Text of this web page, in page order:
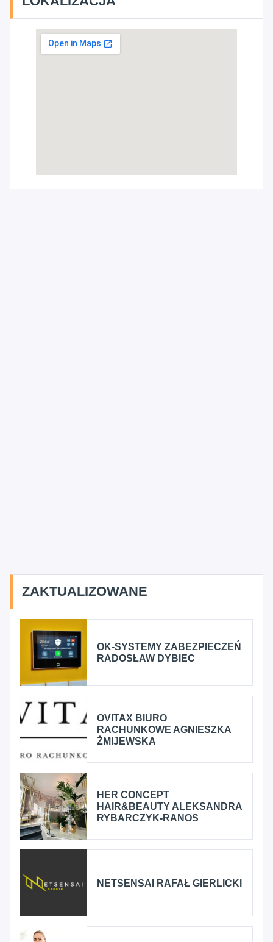
ZAKTUALIZOWANE
OK-SYSTEMY ZABEZPIECZEŃ
RADOSŁAW DYBIEC
OVITAX BIURO
RACHUNKOWE AGNIESZKA
ŻMIJEWSKA
HER CONCEPT
HAIR&BEAUTY ALEKSANDRA
RYBARCZYK-RANOS
NETSENSAI RAFAŁ GIERLICKI